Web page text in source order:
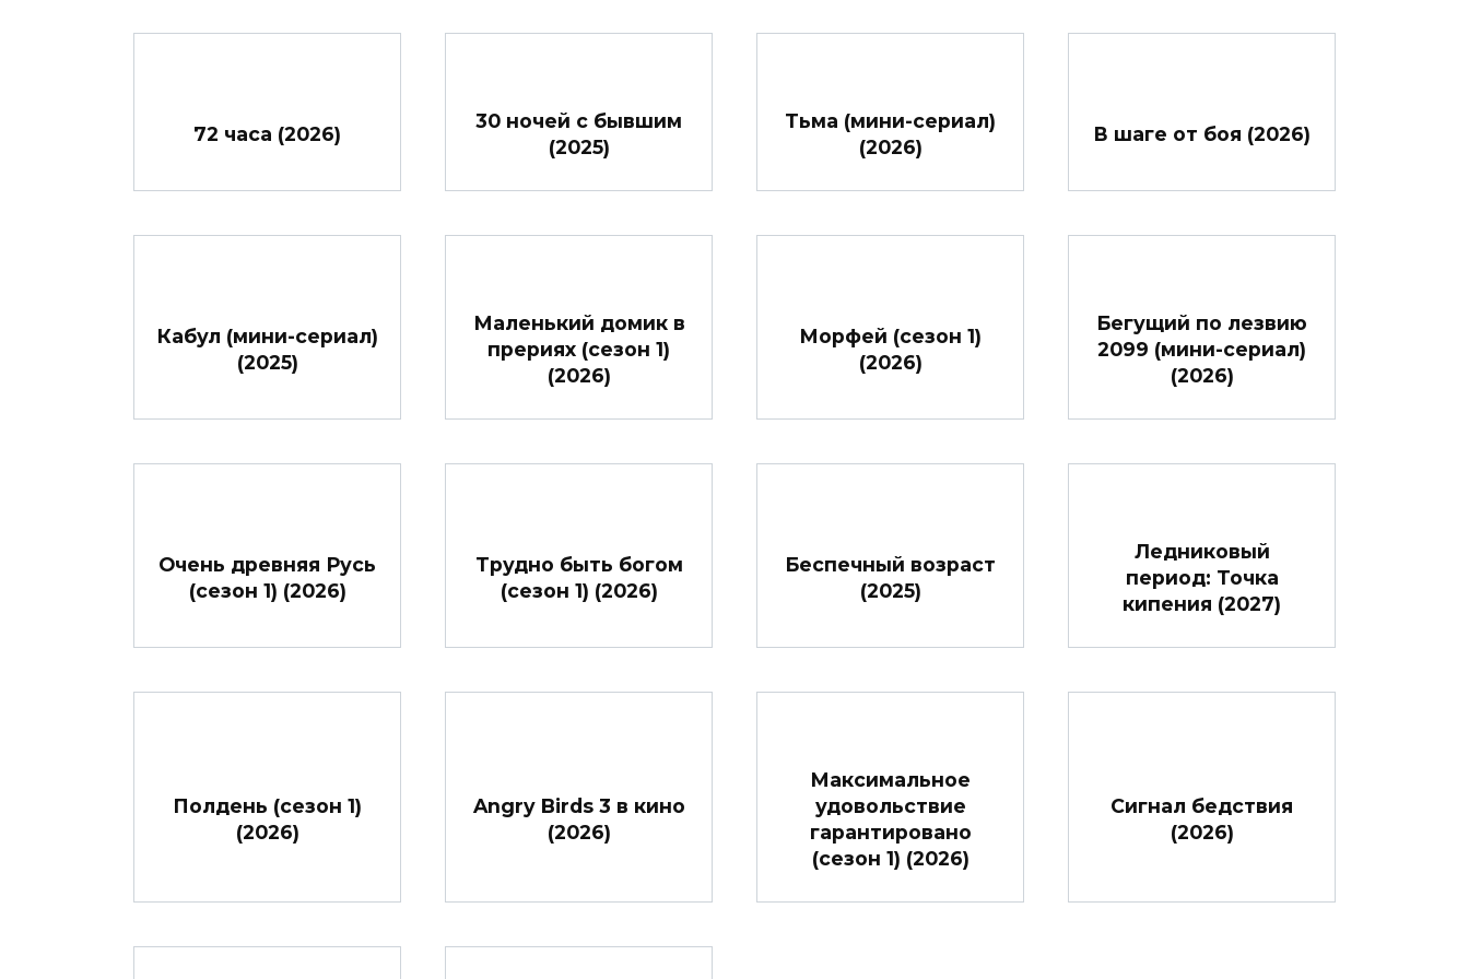
72 часа (2026)
30 ночей с бывшим
(2025)
Тьма (мини-сериал)
(2026)
В шаге от боя (2026)
Кабул (мини-сериал)
(2025)
Маленький домик в
прериях (сезон 1)
(2026)
Морфей (сезон 1)
(2026)
Бегущий по лезвию
2099 (мини-сериал)
(2026)
Очень древняя Русь
(сезон 1) (2026)
Трудно быть богом
(сезон 1) (2026)
Беспечный возраст
(2025)
Ледниковый
период: Точка
кипения (2027)
Полдень (сезон 1)
(2026)
Angry Birds 3 в кино
(2026)
Максимальное
удовольствие
гарантировано
(сезон 1) (2026)
Сигнал бедствия
(2026)